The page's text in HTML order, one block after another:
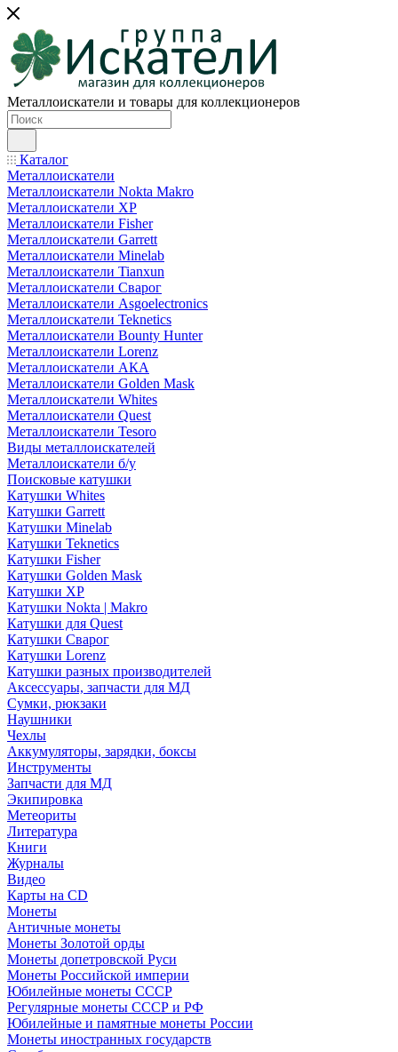
Металлоискатели и товары для коллекционеров
Каталог
Металлоискатели
Металлоискатели Nokta Makro
Металлоискатели XP
Металлоискатели Fisher
Металлоискатели Garrett
Металлоискатели Minelab
Металлоискатели Tianxun
Металлоискатели Сварог
Металлоискатели Asgoelectronics
Металлоискатели Teknetics
Металлоискатели Bounty Hunter
Металлоискатели Lorenz
Металлоискатели АКА
Металлоискатели Golden Mask
Металлоискатели Whites
Металлоискатели Quest
Металлоискатели Tesoro
Виды металлоискателей
Металлоискатели б/у
Поисковые катушки
Катушки Whites
Катушки Garrett
Катушки Minelab
Катушки Teknetics
Катушки Fisher
Катушки Golden Mask
Катушки XP
Катушки Nokta | Makro
Катушки для Quest
Катушки Сварог
Катушки Lorenz
Катушки разных производителей
Аксессуары, запчасти для МД
Сумки, рюкзаки
Наушники
Чехлы
Аккумуляторы, зарядки, боксы
Инструменты
Запчасти для МД
Экипировка
Метеориты
Литература
Книги
Журналы
Видео
Карты на CD
Монеты
Античные монеты
Монеты Золотой орды
Монеты допетровской Руси
Монеты Российской империи
Юбилейные монеты СССР
Регулярные монеты СССР и РФ
Юбилейные и памятные монеты России
Монеты иностранных государств